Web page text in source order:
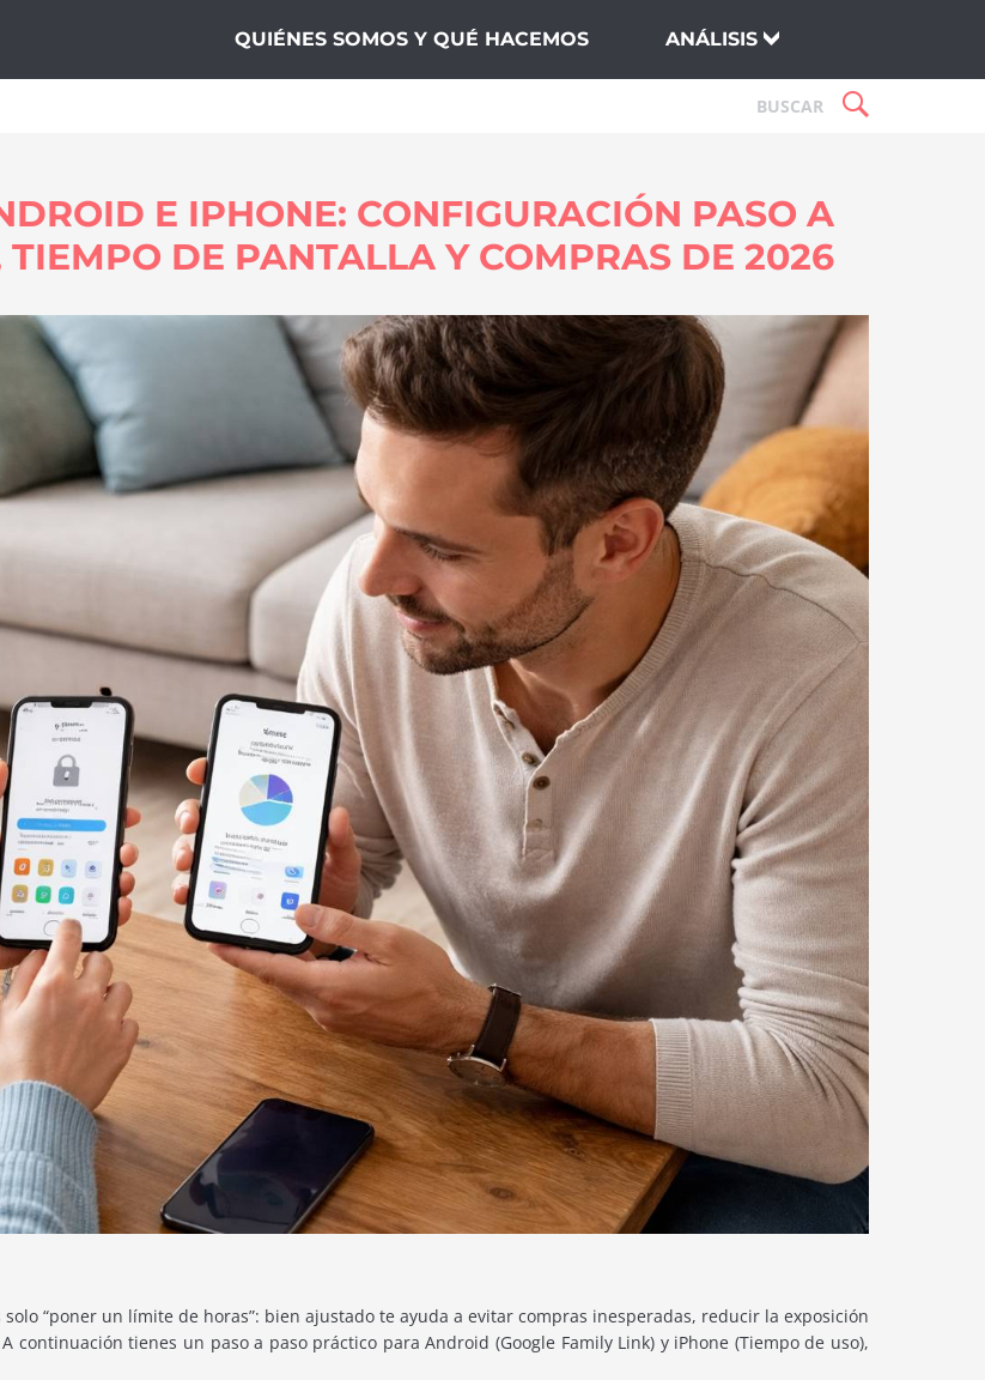
QUIÉNES SOMOS Y QUÉ HACEMOS ANÁLISIS
E IPHONE: CONFIGURACIÓN PASO A
DE PANTALLA Y COMPRAS DE 2026
“poner un límite de horas”: bien ajustado te ayuda a evitar compras inesperadas, reducir la exposición
tienes un paso a paso práctico para Android (Google Family Link) y iPhone (Tiempo de uso),